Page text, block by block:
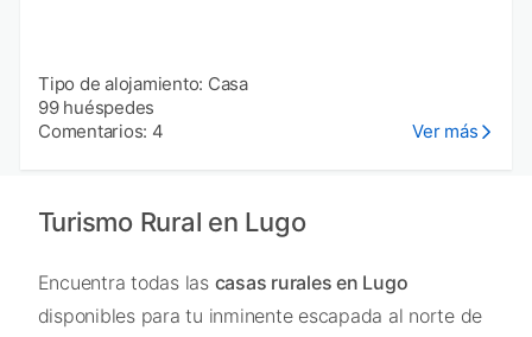
Tipo de alojamiento: Casa
99 huéspedes
Comentarios: 4
Ver más
Turismo Rural en Lugo
Encuentra todas las casas rurales en Lugo
disponibles para tu inminente escapada al norte de